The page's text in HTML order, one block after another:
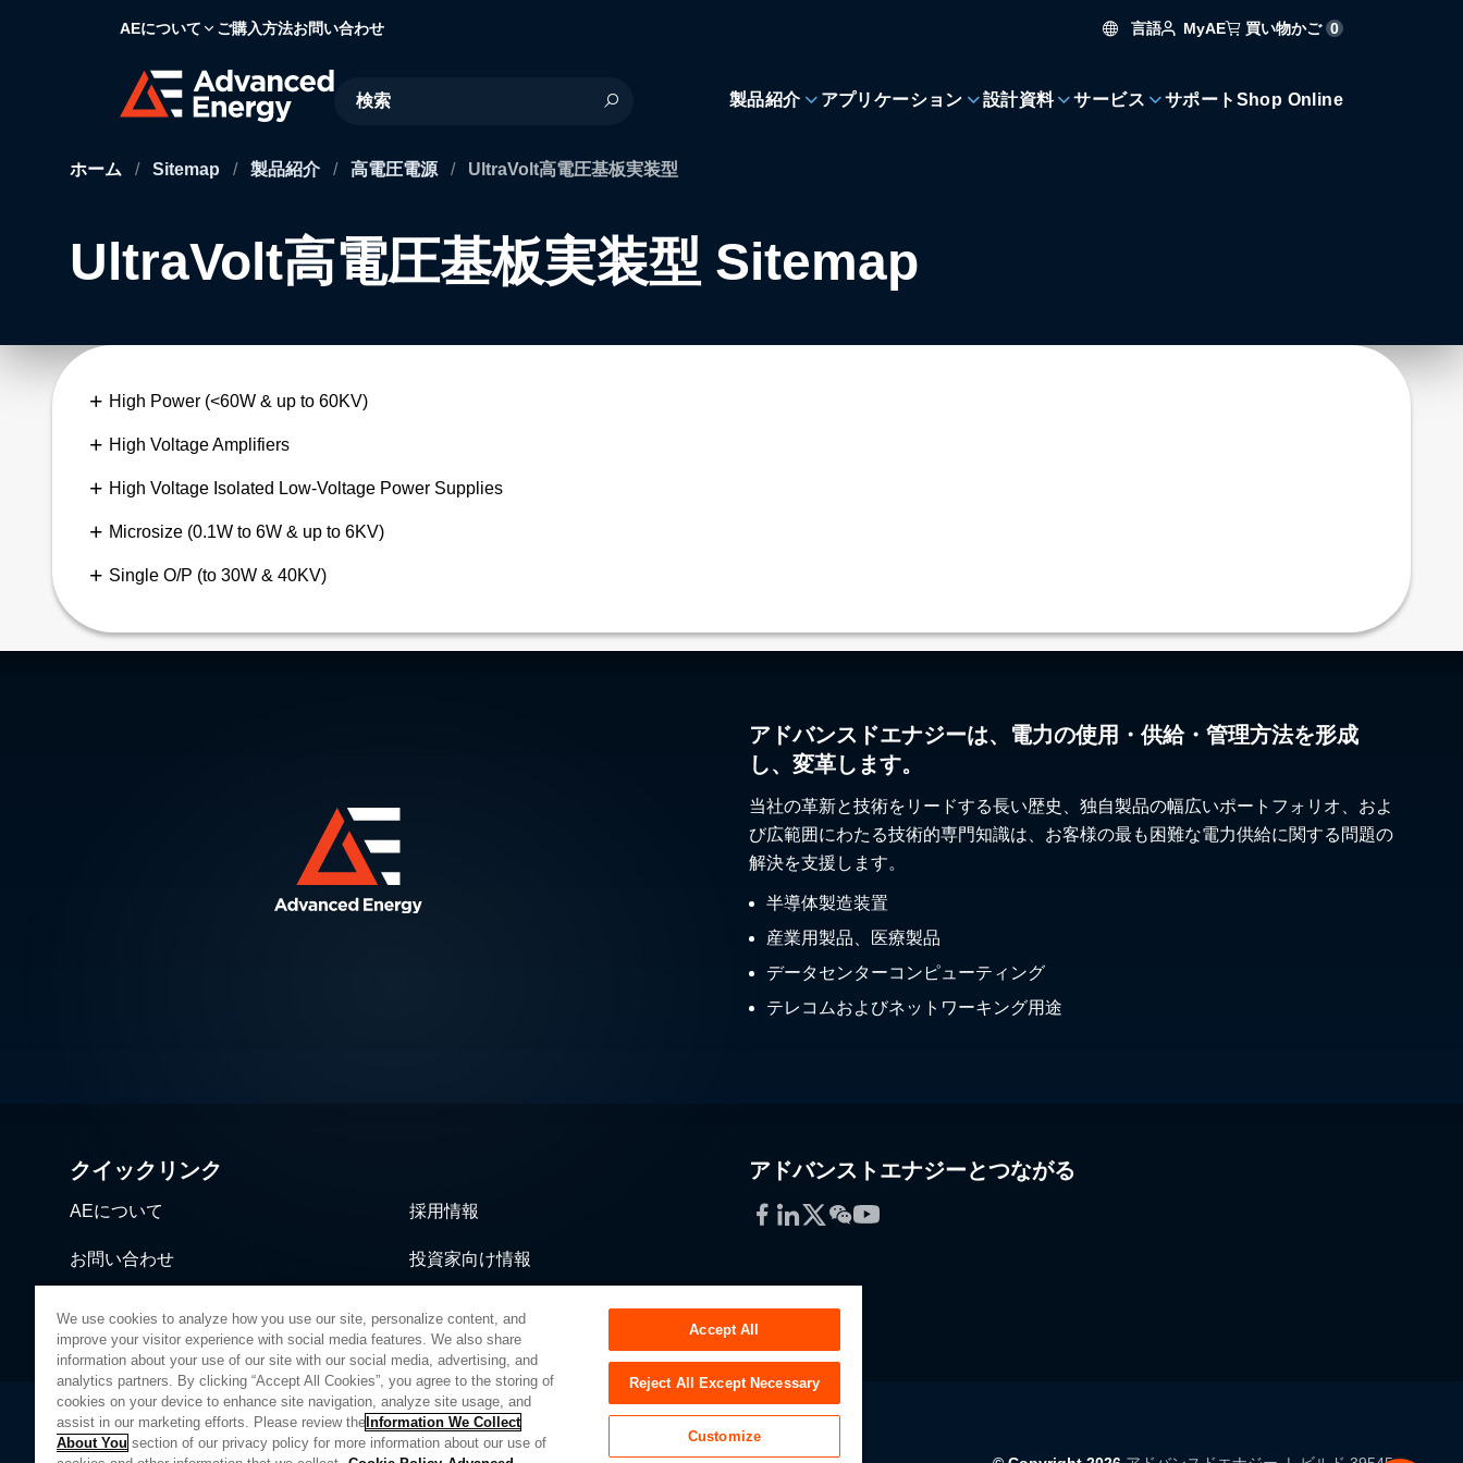
AEについて ご購入方法お問い合わせ 言語 MyAE 買い物かご 0
Site Search
製品紹介 アプリケーション 設計資料 サービス サポート Shop Online
ホーム / Sitemap / 製品紹介 / 高電圧電源 / UltraVolt高電圧基板実装型
UltraVolt高電圧基板実装型 Sitemap
High Power (<60W & up to 60KV)
High Voltage Amplifiers
High Voltage Isolated Low-Voltage Power Supplies
Microsize (0.1W to 6W & up to 6KV)
Single O/P (to 30W & 40KV)
アドバンスドエナジーは、電力の使用・供給・管理方法を形成
し、変革します。
当社の革新と技術をリードする長い歴史、独自製品の幅広いポートフォリオ、およ
び広範囲にわたる技術的専門知識は、お客様の最も困難な電力供給に関する問題の
解決を支援します。
半導体製造装置
産業用製品、医療製品
データセンターコンピューティング
テレコムおよびネットワーキング用途
クイックリンク
AEについて 採用情報
お問い合わせ 投資家向け情報
アドバンストエナジーとつながる
Facebook
LinkedIn
Twitter
WeChat
YouTube
プライバシーポリシー 法的情報品質 サイトマップサプライヤーポータル
We use cookies to analyze how you use our site, personalize content, and
improve your visitor experience with social media features. We also share
information about your use of our site with our social media, advertising, and
analytics partners. By clicking “Accept All Cookies”, you agree to the storing of
cookies on your device to enhance site navigation, analyze site usage, and
assist in our marketing efforts. Please review the Information We Collect
About You section of our privacy policy for more information about our use of
Accept All
Reject All Except Necessary
Customize